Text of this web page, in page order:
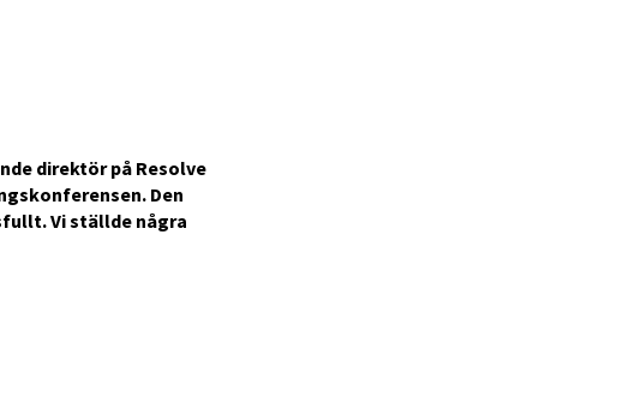
direktör på Resolve
Den
Vi ställde några